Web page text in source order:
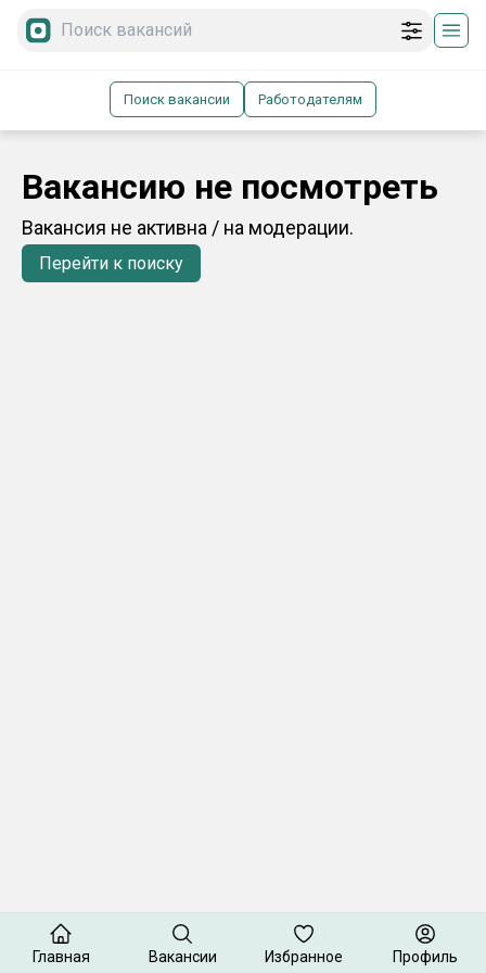
Поиск вакансии Работодателям
Вакансию не посмотреть
Вакансия не активна / на модерации.
Перейти к поиску
Главная Вакансии Избранное Профиль